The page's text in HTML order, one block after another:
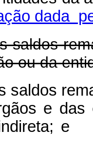
dada
saldos
ou da
saldos
e das